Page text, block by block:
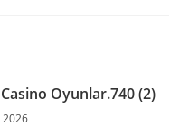
Oyunlar.740 (2)